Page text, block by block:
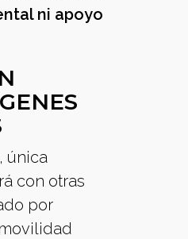
ni apoyo
única
con otras
por